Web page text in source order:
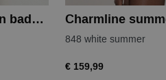
Charmline summer infusion badpak
848 white summer
€ 159,99